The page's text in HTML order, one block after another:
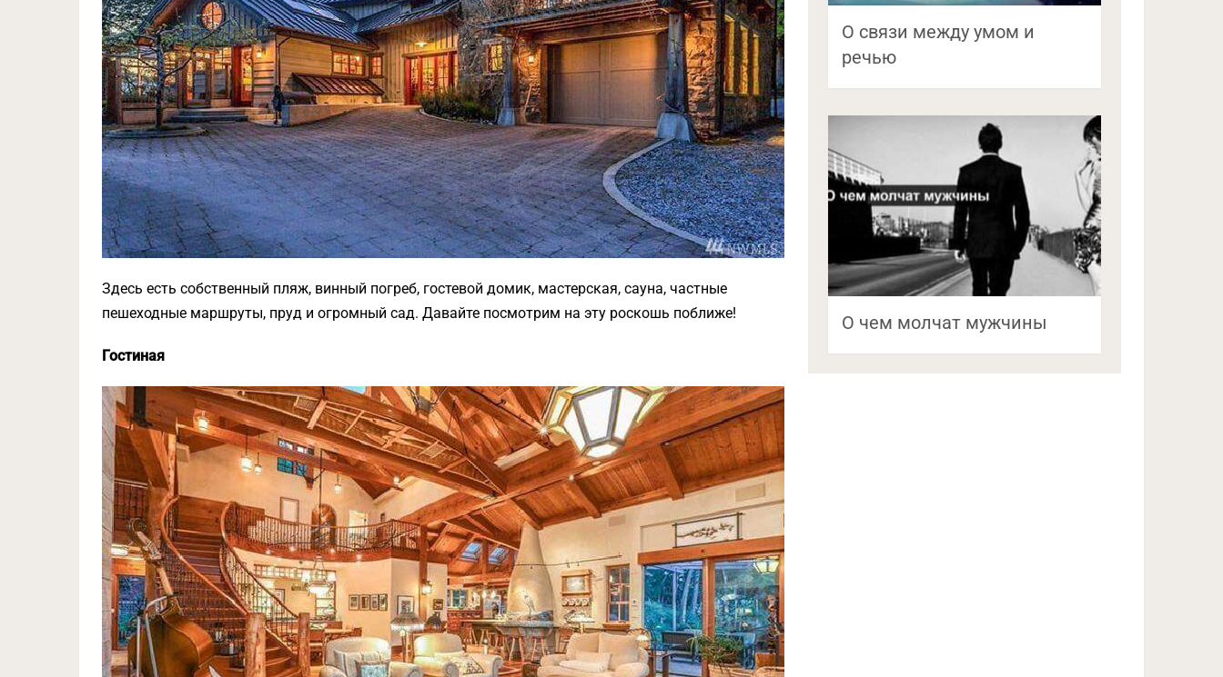
Здесь есть собственный пляж, винный погреб, гостевой домик, мастерская, сауна, частные
пешеходные маршруты, пруд и огромный сад. Давайте посмотрим на эту роскошь поближе!
Гостиная
О связи между умом и
речью
О чем молчат мужчины